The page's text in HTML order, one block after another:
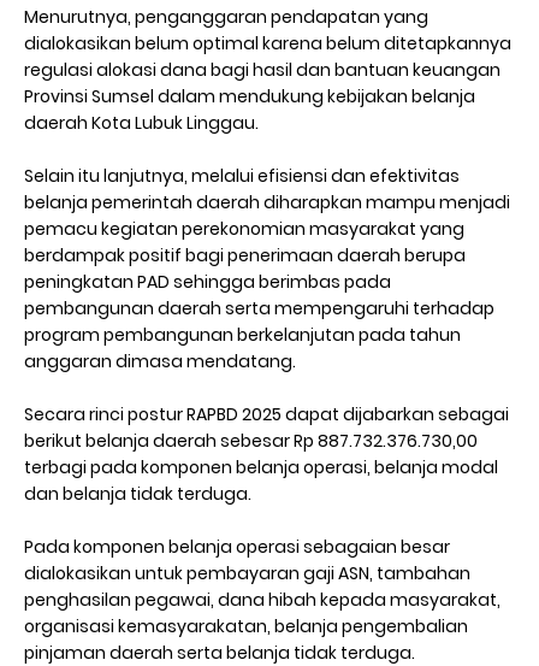
Menurutnya, penganggaran pendapatan yang
dialokasikan belum optimal karena belum ditetapkannya
regulasi alokasi dana bagi hasil dan bantuan keuangan
Provinsi Sumsel dalam mendukung kebijakan belanja
daerah Kota Lubuk Linggau.
Selain itu lanjutnya, melalui efisiensi dan efektivitas
belanja pemerintah daerah diharapkan mampu menjadi
pemacu kegiatan perekonomian masyarakat yang
berdampak positif bagi penerimaan daerah berupa
peningkatan PAD sehingga berimbas pada
pembangunan daerah serta mempengaruhi terhadap
program pembangunan berkelanjutan pada tahun
anggaran dimasa mendatang.
Secara rinci postur RAPBD 2025 dapat dijabarkan sebagai
berikut belanja daerah sebesar Rp 887.732.376.730,00
terbagi pada komponen belanja operasi, belanja modal
dan belanja tidak terduga.
Pada komponen belanja operasi sebagaian besar
dialokasikan untuk pembayaran gaji ASN, tambahan
penghasilan pegawai, dana hibah kepada masyarakat,
organisasi kemasyarakatan, belanja pengembalian
pinjaman daerah serta belanja tidak terduga.